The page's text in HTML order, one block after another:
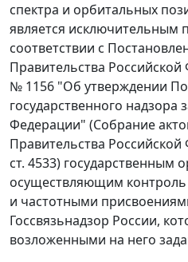
спектра и орбитальных
является исключительным
соответствии с
Правительства
№ 1156 "Об утверждении
государственного надзора
Федерации" (Собрание
Правительства
ст. 4533) государственным
осуществляющим
и частотными
Госсвязьнадзор России,
возложенными на него